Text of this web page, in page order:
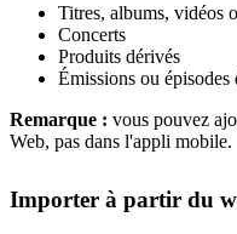
Titres, albums, vidéos
Concerts
Produits dérivés
Émissions ou
Remarque : vous pouvez
Web, pas dans l'appli mobile.
Importer à partir du